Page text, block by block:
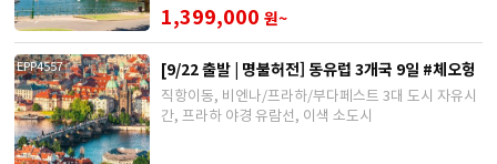
1,399,000 원~
EPP4557 [9/22 출발 | 명불허전] 동유럽 3개국 9일 #체오헝
직항이동, 비엔나/프라하/부다페스트 3대 도시 자유시
간, 프라하 야경 유람선, 이색 소도시